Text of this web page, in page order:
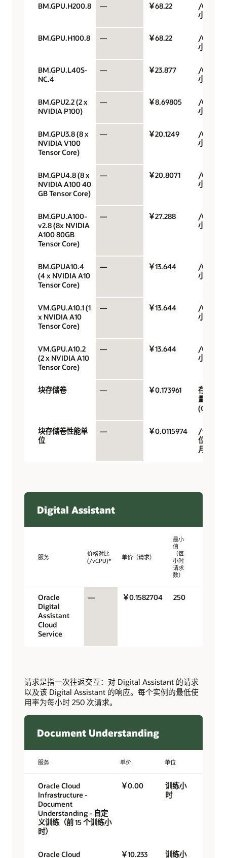
BM.GPU.H200.8 — ￥68.22
/GPU/
小时
BM.GPU.H100.8 — ￥68.22
/GPU/
小时
BM.GPU.L40S-
NC.4
— ￥23.877
/GPU/
小时
BM.GPU2.2 (2 x
NVIDIA P100)
— ￥8.69805
/GPU/
小时
BM.GPU3.8 (8 x
NVIDIA V100
Tensor Core)
— ￥20.1249
/GPU/
小时
BM.GPU4.8 (8 x
NVIDIA A100 40
GB Tensor Core)
— ￥20.8071
/GPU/
小时
BM.GPU.A100-
v2.8 (8x NVIDIA
A100 80GB
Tensor Core)
— ￥27.288
/GPU/
小时
BM.GPUA10.4
(4 x NVIDIA A10
Tensor Core)
— ￥13.644
/GPU/
小时
VM.GPU.A10.1 (1
x NVIDIA A10
Tensor Core)
— ￥13.644
/GPU/
小时
VM.GPU.A10.2
(2 x NVIDIA A10
Tensor Core)
— ￥13.644
/GPU/
小时
块存储卷 — ￥0.173961
存储容
量
(GB)/月
块存储卷性能单
位
— ￥0.0115974
/性能单
位/GB/
月
Digital Assistant
服务
价格对比
(/vCPU)*
单价（请求）
最小
值
（每
小时
请求
数）
Oracle
Digital
Assistant
Cloud
Service
— ￥0.1582704 250
请求是指一次往返交互：对 Digital Assistant 的请求
以及该 Digital Assistant 的响应。每个实例的最低使
用率为每小时 250 次请求。
Document Understanding
服务 单价 单位
Oracle Cloud
Infrastructure -
Document
Understanding - 自定
义训练（前 15 个训练小
时）
￥0.00
训练小
时
Oracle Cloud ￥10.233 训练小